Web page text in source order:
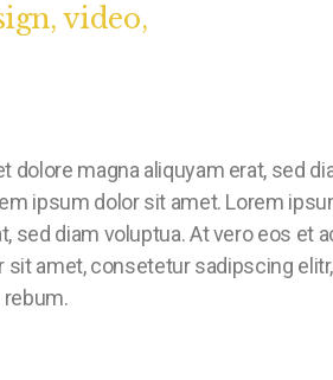
video,
magna aliquyam erat, sed
ipsum dolor sit amet. Lorem
sed diam voluptua. At vero eos et
amet, consetetur sadipscing